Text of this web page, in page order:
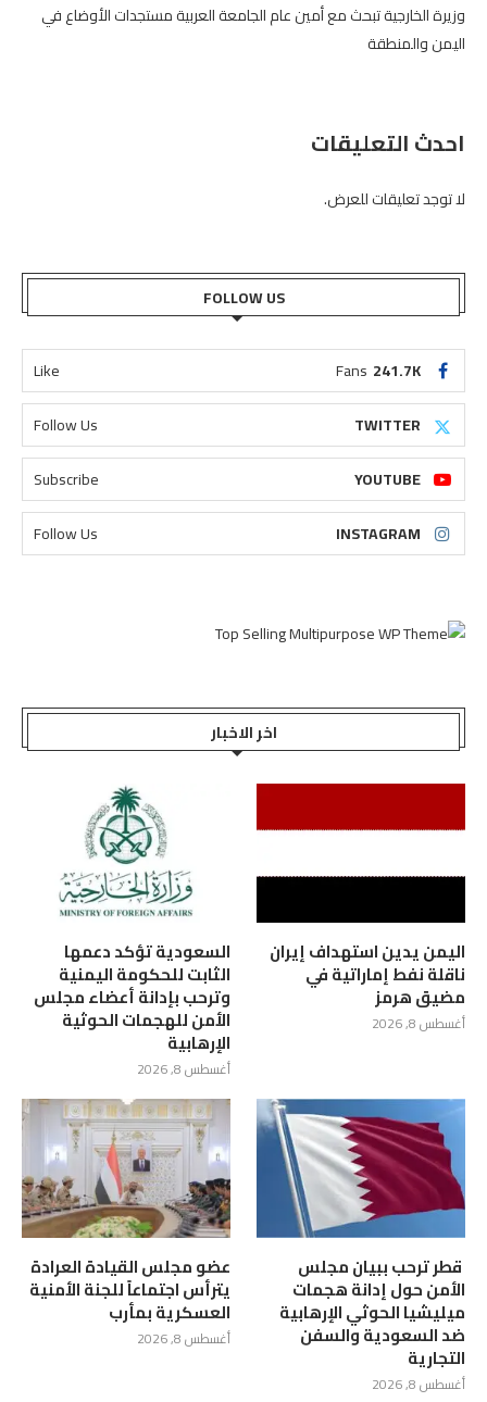
وزيرة الخارجية تبحث مع أمين عام الجامعة العربية مستجدات الأوضاع في
اليمن والمنطقة
احدث التعليقات
لا توجد تعليقات للعرض.
FOLLOW US
241.7K
Fans
Like
TWITTER
Follow Us
YOUTUBE
Subscribe
INSTAGRAM
Follow Us
اخر الاخبار
اليمن يدين استهداف إيران
ناقلة نفط إماراتية في
مضيق هرمز
أغسطس 8, 2026
السعودية تؤكد دعمها
الثابت للحكومة اليمنية
وترحب بإدانة أعضاء مجلس
الأمن للهجمات الحوثية
الإرهابية
أغسطس 8, 2026
‏ قطر ترحب ببيان مجلس
الأمن حول إدانة هجمات
ميليشيا الحوثي الإرهابية
ضد السعودية والسفن
التجارية
أغسطس 8, 2026
عضو مجلس القيادة العرادة
يترأس اجتماعاً للجنة الأمنية
العسكرية بمأرب
أغسطس 8, 2026